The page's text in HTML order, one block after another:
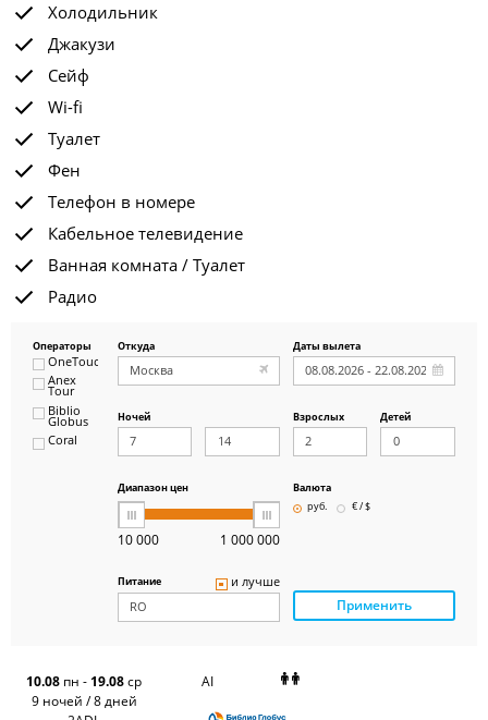
Холодильник
Джакузи
Сейф
Wi-fi
Туалет
Фен
Телефон в номере
Кабельное телевидение
Ванная комната / Туалет
Радио
Операторы
OneTouch&Travel
Anex
Tour
Biblio
Globus
Coral
Alean
Sunmar
PlanTravel
Откуда Даты вылета
Ночей Взрослых Детей
Диапазон цен
10 000 1 000 000
Валюта
руб.
€ / $
Питание и лучше
Применить
10.08 пн - 19.08ср
9 ночей / 8 дней
AI